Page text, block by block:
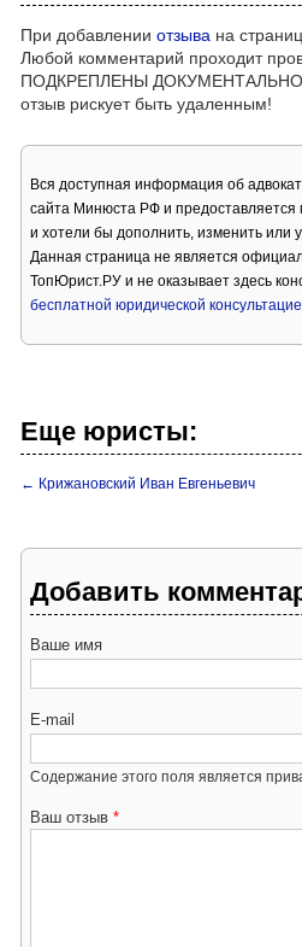
При добавлении отзыва на
Любой комментарий проходит
ПОДКРЕПЛЕНЫ
отзыв рискует быть удаленным!
Вся доступная информация об
сайта Минюста РФ и
и хотели бы дополнить, изменить или
Данная страница не является
ТопЮрист.РУ и не оказывает здесь
бесплатной юридической
Еще юристы:
← Крижановский Иван Евгеньевич
Добавить
Ваше имя
E-mail
Содержание этого поля является
Ваш отзыв *